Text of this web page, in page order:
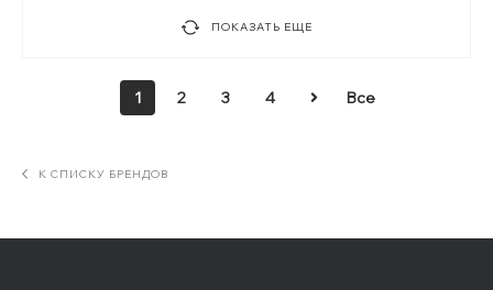
ПОКАЗАТЬ ЕЩЕ
1 2 3 4 Все
К СПИСКУ БРЕНДОВ